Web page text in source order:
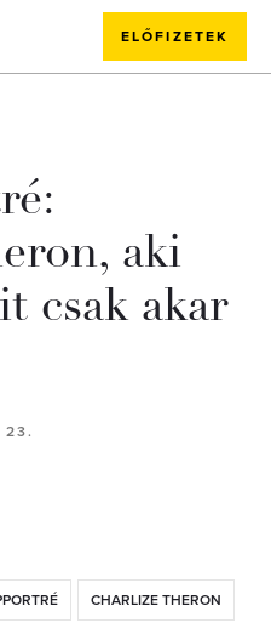
ELŐFIZETEK
aki
csak akar
23.
CHARLIZE THERON